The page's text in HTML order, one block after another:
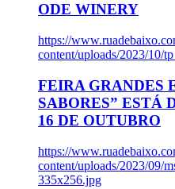
ODE WINERY
https://
content/uploads/2023/10/
FEIRA GRANDES
SABORES” ESTÁ
16 DE OUTUBRO
https://
content/uploads/2023/09/
335x256.jpg